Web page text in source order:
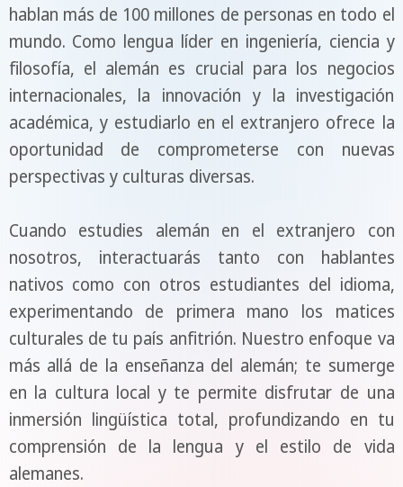
hablan más de 100 millones de personas en todo el
mundo. Como lengua líder en ingeniería, ciencia y
filosofía, el alemán es crucial para los negocios
internacionales, la innovación y la investigación
académica, y estudiarlo en el extranjero ofrece la
oportunidad de comprometerse con nuevas
perspectivas y culturas diversas.
Cuando estudies alemán en el extranjero con
nosotros, interactuarás tanto con hablantes
nativos como con otros estudiantes del idioma,
experimentando de primera mano los matices
culturales de tu país anfitrión. Nuestro enfoque va
más allá de la enseñanza del alemán; te sumerge
en la cultura local y te permite disfrutar de una
inmersión lingüística total, profundizando en tu
comprensión de la lengua y el estilo de vida
alemanes.